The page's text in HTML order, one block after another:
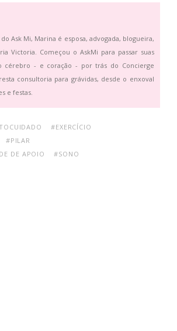
Ask Mi, Marina é esposa, advogada, blogueira,
Victoria. Começou o AskMi para passar suas
cérebro - e coração - por trás do Concierge
consultoria para grávidas, desde o enxoval
e festas.
#EXERCÍCIO
#PILAR
DE APOIO #SONO